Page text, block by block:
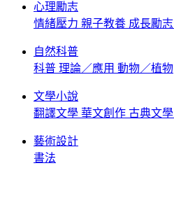
心理勵志
情緒壓力 親子教養 成長勵志
自然科普
科普 理論／應用 動物／植物
文學小說
翻譯文學 華文創作 古典文學
藝術設計
書法